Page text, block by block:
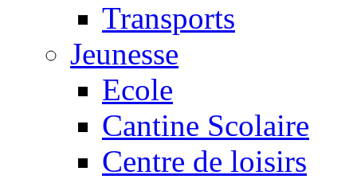
Transports
Jeunesse
Ecole
Cantine Scolaire
Centre de loisirs